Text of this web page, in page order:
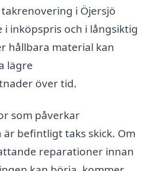
i Öjersjö
i inköpspris och i långsiktig
hållbara material kan
lägre
över tid.
som påverkar
befintligt taks skick. Om
reparationer innan